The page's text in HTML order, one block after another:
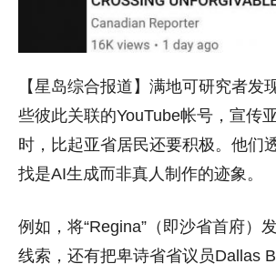
【星岛综合报道】满地可研究者发
些彼此关联的YouTube帐号，宣传
时，比起亚省居民还要积极。他们
找是AI生成而非真人制作的迹象。
例如，将“Regina”（即沙省首府）
线索，还有把卑诗省省议员Dallas